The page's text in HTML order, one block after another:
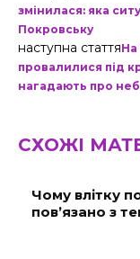
змінилася: яка
Покровську
наступна статтяНа
провалилися під
нагадають про
СХОЖІ
Чому влітку
пов’язано з